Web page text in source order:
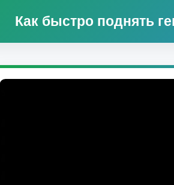
Как быстро поднять